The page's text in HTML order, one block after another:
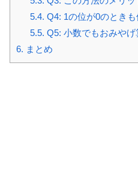
5.4. Q4: 1の位が0のときも
5.5. Q5: 小数でもおみやげ
6. まとめ